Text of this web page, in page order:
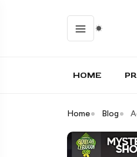
HOME
Home Blog